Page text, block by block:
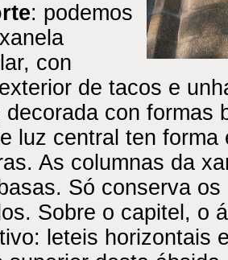
: podemos
con
de tacos e
decorada con formas
luz central ten
As columnas da
Só conserva
Sobre o capitel, o
leteis horizontais